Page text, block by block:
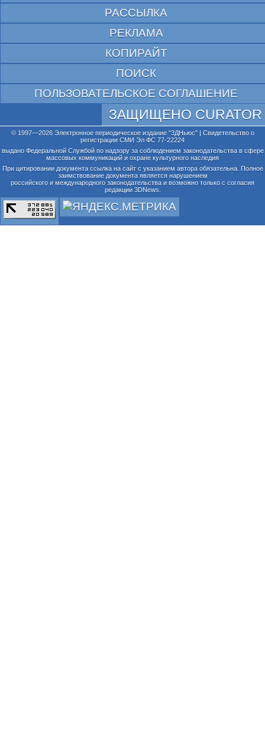
РАССЫЛКА
РЕКЛАМА
КОПИРАЙТ
ПОИСК
ПОЛЬЗОВАТЕЛЬСКОЕ СОГЛАШЕНИЕ
ЗАЩИЩЕНО CURATOR
© 1997—2026 Электронное периодическое издание "3ДНьюс" | Свидетельство о
регистрации СМИ Эл ФС 77-22224
выдано Федеральной Службой по надзору за соблюдением законодательства в сфере
массовых коммуникаций и охране культурного наследия
При цитировании документа ссылка на сайт с указанием автора обязательна. Полное
заимствование документа является нарушением
российского и международного законодательства и возможно только с согласия
редакции 3DNews.